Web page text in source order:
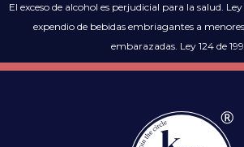
El exceso de alcohol es perjudicial para la salud.
expendio de bebidas embriagantes a
embarazadas. Ley 124 de